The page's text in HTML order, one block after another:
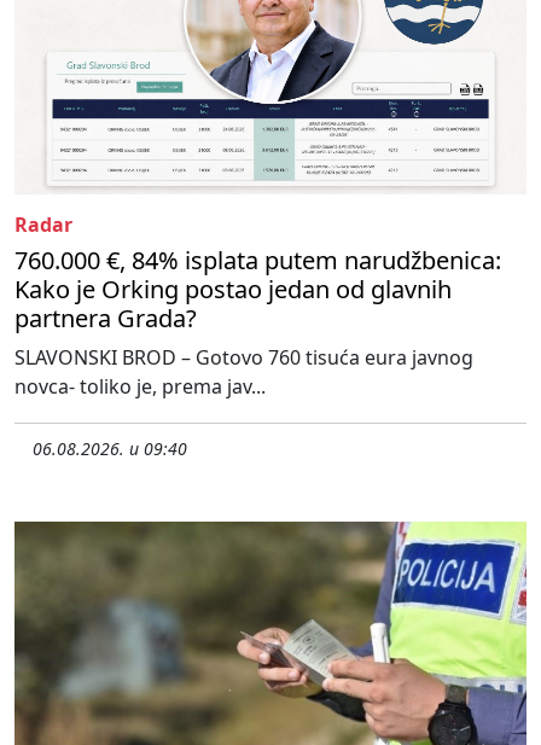
Radar
760.000 €, 84% isplata putem narudžbenica:
Kako je Orking postao jedan od glavnih
partnera Grada?
SLAVONSKI BROD – Gotovo 760 tisuća eura javnog
novca- toliko je, prema jav...
06.08.2026. u 09:40